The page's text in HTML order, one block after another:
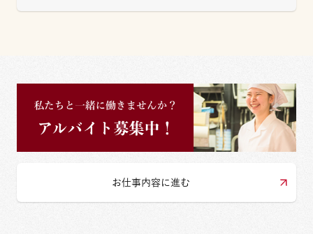
お仕事内容に進む